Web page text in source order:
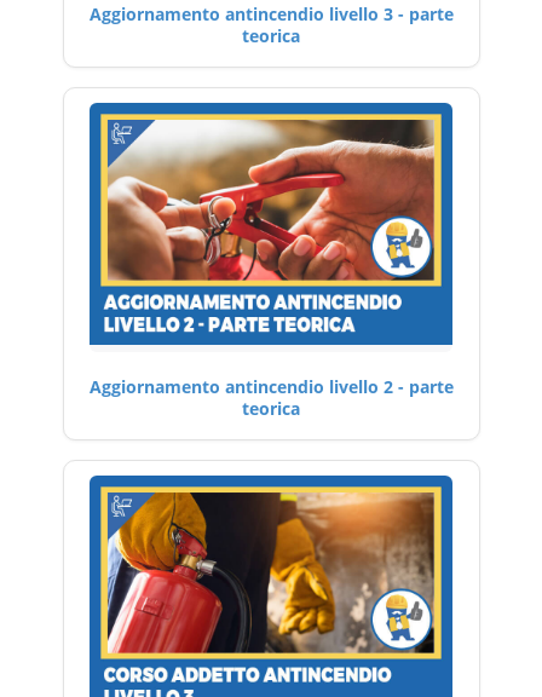
Aggiornamento antincendio livello 3 - parte
teorica
Aggiornamento antincendio livello 2 - parte
teorica